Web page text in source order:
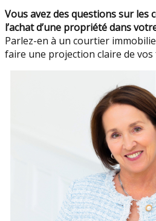
Vous avez des questions sur les
l’achat d’une propriété dans
Parlez-en à un courtier
faire une projection claire de vos